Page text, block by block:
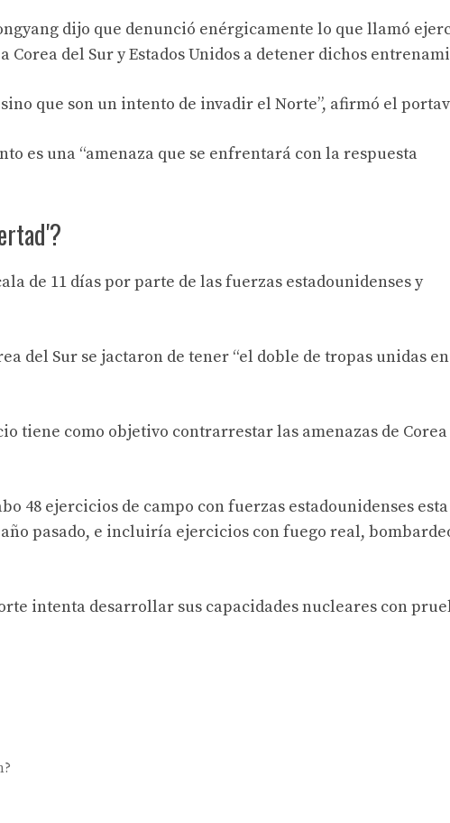
dijo que denunció enérgicamente lo que llamó
del Sur y Estados Unidos a detener dichos
que son un intento de invadir el Norte”, afirmó el
es una “amenaza que se enfrentará con la respuesta
de 11 días por parte de las fuerzas estadounidenses y
del Sur se jactaron de tener “el doble de tropas unidas en
tiene como objetivo contrarrestar las amenazas de
48 ejercicios de campo con fuerzas estadounidenses esta
pasado, e incluiría ejercicios con fuego real,
intenta desarrollar sus capacidades nucleares con